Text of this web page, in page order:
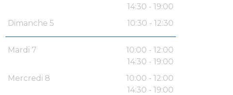
14:30 - 19:00
Dimanche 5
10:30 - 12:30
Mardi 7
10:00 - 12:00
14:30 - 19:00
Mercredi 8
10:00 - 12:00
14:30 - 19:00